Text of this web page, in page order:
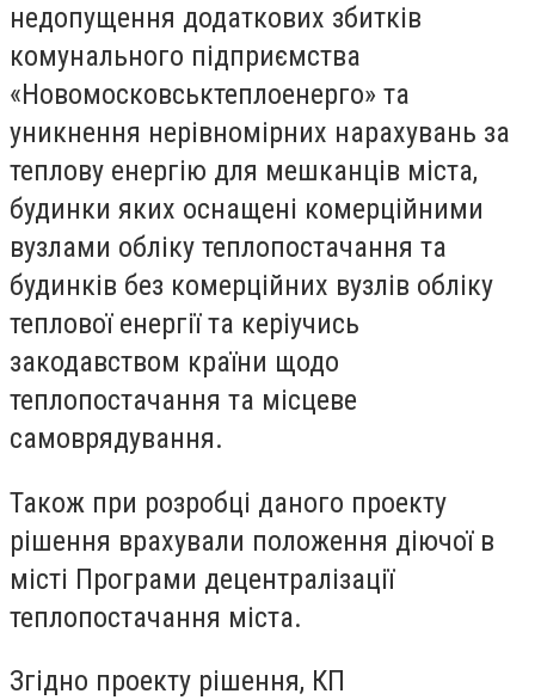
недопущення додаткових збитків
комунального підприємства
«Новомосковськтеплоенерго» та
уникнення нерівномірних нарахувань за
теплову енергію для мешканців міста,
будинки яких оснащені комерційними
вузлами обліку теплопостачання та
будинків без комерційних вузлів обліку
теплової енергії та керіучись
закодавством країни щодо
теплопостачання та місцеве
самоврядування.
Також при розробці даного проекту
рішення врахували положення діючої в
місті Програми децентралізації
теплопостачання міста.
Згідно проекту рішення, КП